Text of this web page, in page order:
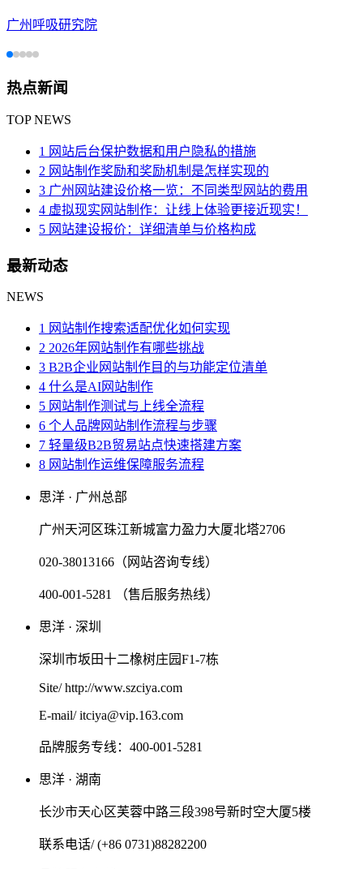
广州呼吸研究院
热点新闻
TOP NEWS
1 网站后台保护数据和用户隐私的措施
2 网站制作奖励和奖励机制是怎样实现的
3 广州网站建设价格一览：不同类型网站的费用
4 虚拟现实网站制作：让线上体验更接近现实！
5 网站建设报价：详细清单与价格构成
最新动态
NEWS
1 网站制作搜索适配优化如何实现
2 2026年网站制作有哪些挑战
3 B2B企业网站制作目的与功能定位清单
4 什么是AI网站制作
5 网站制作测试与上线全流程
6 个人品牌网站制作流程与步骤
7 轻量级B2B贸易站点快速搭建方案
8 网站制作运维保障服务流程
思洋 · 广州总部
广州天河区珠江新城富力盈力大厦北塔2706
020-38013166（网站咨询专线）
400-001-5281 （售后服务热线）
思洋 · 深圳
深圳市坂田十二橡树庄园F1-7栋
Site/ http://www.szciya.com
E-mail/ itciya@vip.163.com
品牌服务专线：400-001-5281
思洋 · 湖南
长沙市天心区芙蓉中路三段398号新时空大厦5楼
联系电话/ (+86 0731)88282200